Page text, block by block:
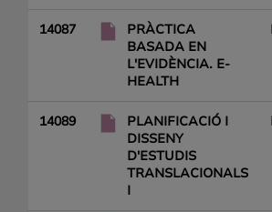
14087
PRÀCTICA
BASADA EN
L'EVIDÈNCIA. E-
HEALTH
14089
PLANIFICACIÓ I
DISSENY
D'ESTUDIS
TRANSLACIONALS
I